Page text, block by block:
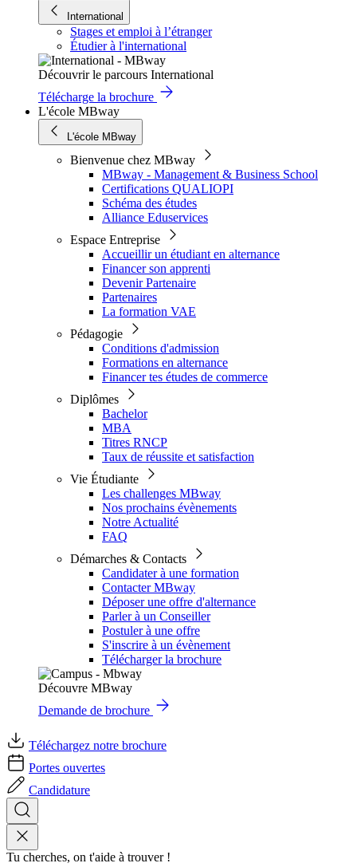
International
Stages et emploi à l’étranger
Étudier à l'international
Découvrir le parcours International
Télécharge la brochure
L'école MBway
L'école MBway
Bienvenue chez MBway
MBway - Management & Business School
Certifications QUALIOPI
Schéma des études
Alliance Eduservices
Espace Entreprise
Accueillir un étudiant en alternance
Financer son apprenti
Devenir Partenaire
Partenaires
La formation VAE
Pédagogie
Conditions d'admission
Formations en alternance
Financer tes études de commerce
Diplômes
Bachelor
MBA
Titres RNCP
Taux de réussite et satisfaction
Vie Étudiante
Les challenges MBway
Nos prochains évènements
Notre Actualité
FAQ
Démarches & Contacts
Candidater à une formation
Contacter MBway
Déposer une offre d'alternance
Parler à un Conseiller
Postuler à une offre
S'inscrire à un évènement
Télécharger la brochure
Découvre MBway
Demande de brochure
Téléchargez notre brochure
Portes ouvertes
Candidature
Tu cherches, on t'aide à trouver !